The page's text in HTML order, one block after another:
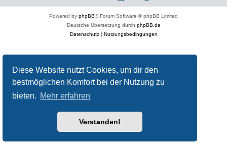
Diese Website nutzt Cookies, um dir den
bestmöglichen Komfort bei der Nutzung zu
bieten. Mehr erfahren
Verstanden!
Powered by phpBB® Forum Software © phpBB Limited
Deutsche Übersetzung durch phpBB.de
Datenschutz| Nutzungsbedingungen